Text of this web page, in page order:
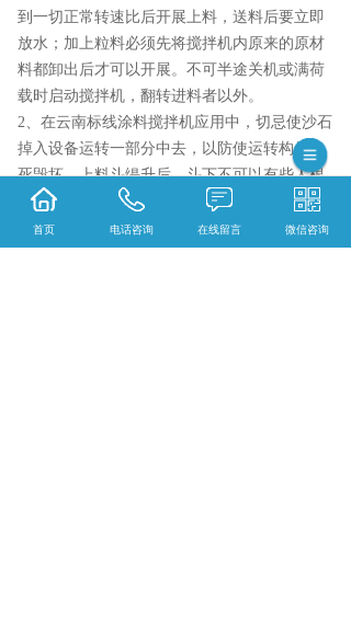
到一切正常转速比后开展上料，送料后要立即
放水；加上粒料必须先将搅拌机内原来的原材
料都卸出后才可以开展。不可半途关机或满荷
载时启动搅拌机，翻转进料者以外。
2、在云南标线涂料搅拌机应用中，切忌使沙石
掉入设备运转一部分中去，以防使运转构件卡
死毁坏。上料斗缇升后，斗下不可以有些人根
据或滞留，以防制动系统不行产生意外事件。
当在斗下维修或开展清除工作中时，强制关机
并将上料斗用商业保险传动链条拉牢。
首页 电话咨询 在线留言 微信咨询